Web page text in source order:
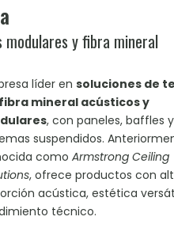
modulares y fibra mineral
líder en soluciones de
mineral acústicos y
, con paneles, baffles y
suspendidos.
como Armstrong Ceiling
, ofrece productos con
acústica, estética
técnico.